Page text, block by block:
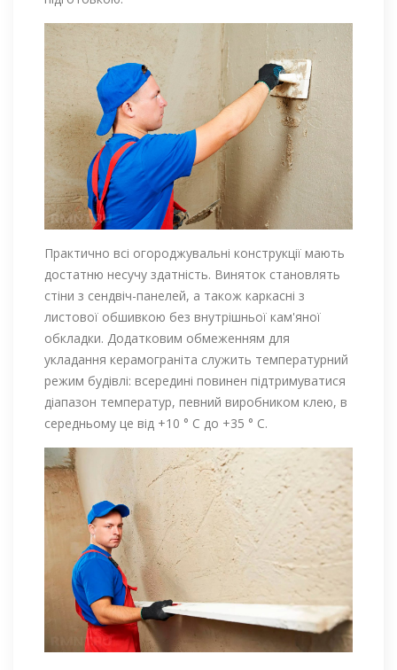
Практично всі огороджувальні конструкції мають
достатню несучу здатність. Виняток становлять
стіни з сендвіч-панелей, а також каркасні з
листової обшивкою без внутрішньої кам'яної
обкладки. Додатковим обмеженням для
укладання керамограніта служить температурний
режим будівлі: всередині повинен підтримуватися
діапазон температур, певний виробником клею, в
середньому це від +10 ° С до +35 ° С.